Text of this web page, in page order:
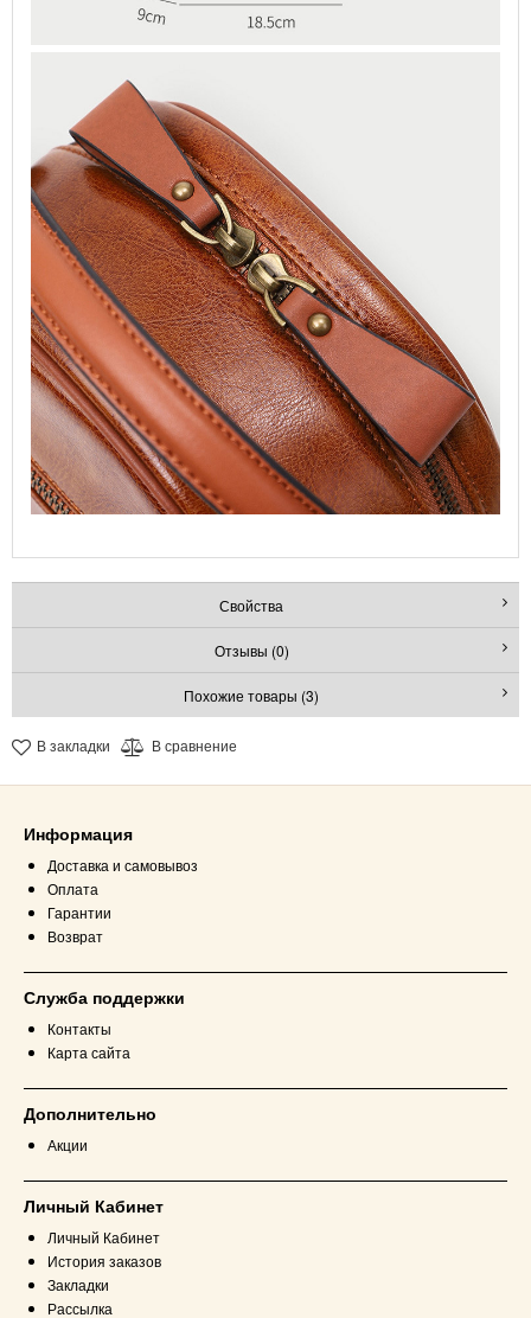
Свойства
Отзывы (0)
Похожие товары (3)
В закладки В сравнение
Информация
Доставка и самовывоз
Оплата
Гарантии
Возврат
Служба поддержки
Контакты
Карта сайта
Дополнительно
Акции
Личный Кабинет
Личный Кабинет
История заказов
Закладки
Рассылка